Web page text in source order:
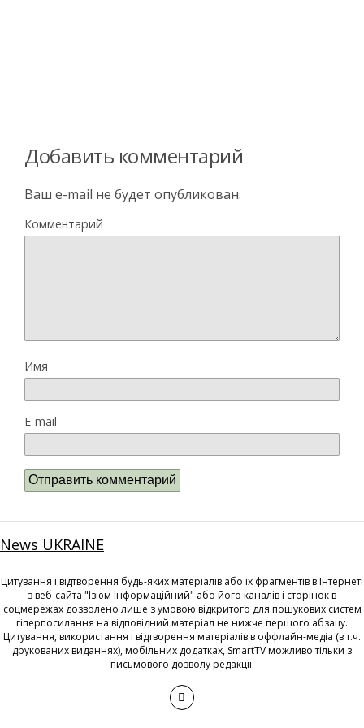
Добавить комментарий
Ваш e-mail не будет опубликован.
Комментарий
Имя
E-mail
News UKRAINE
Цитування і відтворення будь-яких матеріалів або їх фрагментів в Інтернеті
з веб-сайта "Ізюм Інформаційний" або його каналів і сторінок в
соцмережах дозволено лише з умовою відкритого для пошукових систем
гіперпосилання на відповідний матеріал не нижче першого абзацу.
Цитування, використання і відтворення матеріалів в оффлайн-медіа (в т.ч.
друкованих виданнях), мобільних додатках, SmartTV можливо тільки з
письмового дозволу редакції.